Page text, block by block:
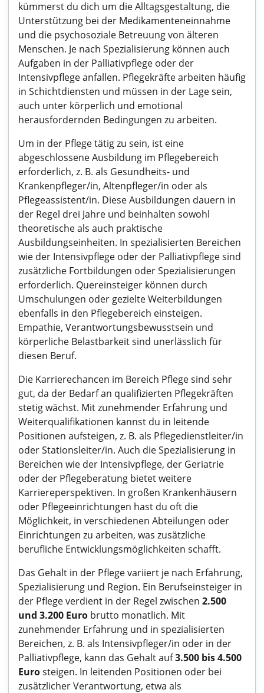
kümmerst du dich um die Alltagsgestaltung, die
Unterstützung bei der Medikamenteneinnahme
und die psychosoziale Betreuung von älteren
Menschen. Je nach Spezialisierung können auch
Aufgaben in der Palliativpflege oder der
Intensivpflege anfallen. Pflegekräfte arbeiten häufig
in Schichtdiensten und müssen in der Lage sein,
auch unter körperlich und emotional
herausfordernden Bedingungen zu arbeiten.
Um in der Pflege tätig zu sein, ist eine
abgeschlossene Ausbildung im Pflegebereich
erforderlich, z. B. als Gesundheits- und
Krankenpfleger/in, Altenpfleger/in oder als
Pflegeassistent/in. Diese Ausbildungen dauern in
der Regel drei Jahre und beinhalten sowohl
theoretische als auch praktische
Ausbildungseinheiten. In spezialisierten Bereichen
wie der Intensivpflege oder der Palliativpflege sind
zusätzliche Fortbildungen oder Spezialisierungen
erforderlich. Quereinsteiger können durch
Umschulungen oder gezielte Weiterbildungen
ebenfalls in den Pflegebereich einsteigen.
Empathie, Verantwortungsbewusstsein und
körperliche Belastbarkeit sind unerlässlich für
diesen Beruf.
Die Karrierechancen im Bereich Pflege sind sehr
gut, da der Bedarf an qualifizierten Pflegekräften
stetig wächst. Mit zunehmender Erfahrung und
Weiterqualifikationen kannst du in leitende
Positionen aufsteigen, z. B. als Pflegedienstleiter/in
oder Stationsleiter/in. Auch die Spezialisierung in
Bereichen wie der Intensivpflege, der Geriatrie
oder der Pflegeberatung bietet weitere
Karriereperspektiven. In großen Krankenhäusern
oder Pflegeeinrichtungen hast du oft die
Möglichkeit, in verschiedenen Abteilungen oder
Einrichtungen zu arbeiten, was zusätzliche
berufliche Entwicklungsmöglichkeiten schafft.
Das Gehalt in der Pflege variiert je nach Erfahrung,
Spezialisierung und Region. Ein Berufseinsteiger in
der Pflege verdient in der Regel zwischen 2.500
und 3.200 Euro brutto monatlich. Mit
zunehmender Erfahrung und in spezialisierten
Bereichen, z. B. als Intensivpfleger/in oder in der
Palliativpflege, kann das Gehalt auf3.500 bis 4.500
Eurosteigen. In leitenden Positionen oder bei
zusätzlicher Verantwortung, etwa als